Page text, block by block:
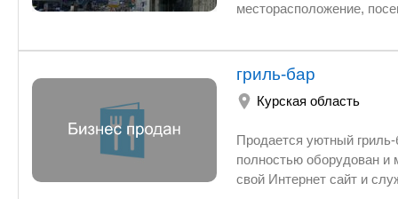
месторасположение,
гриль-бар
Курская область
Продается уютный
полностью оборудован и
свой Интернет сайт и